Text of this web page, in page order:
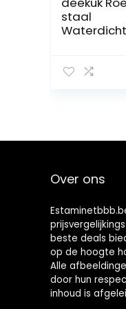
staal
45mm
Over ons
beste deals
op de hoogte
Alle
door hun
inhoud is